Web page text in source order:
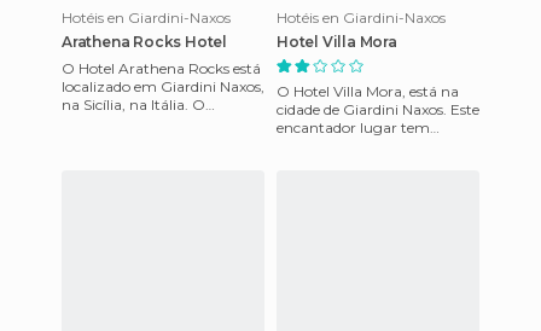
Hotéis en Giardini-Naxos
Arathena Rocks Hotel
O Hotel Arathena Rocks está
localizado em Giardini Naxos,
na Sicília, na Itália. O
Hotéis en Giardini-Naxos
Hotel Villa Mora
O Hotel Villa Mora, está na
cidade de Giardini Naxos. Este
encantador lugar tem